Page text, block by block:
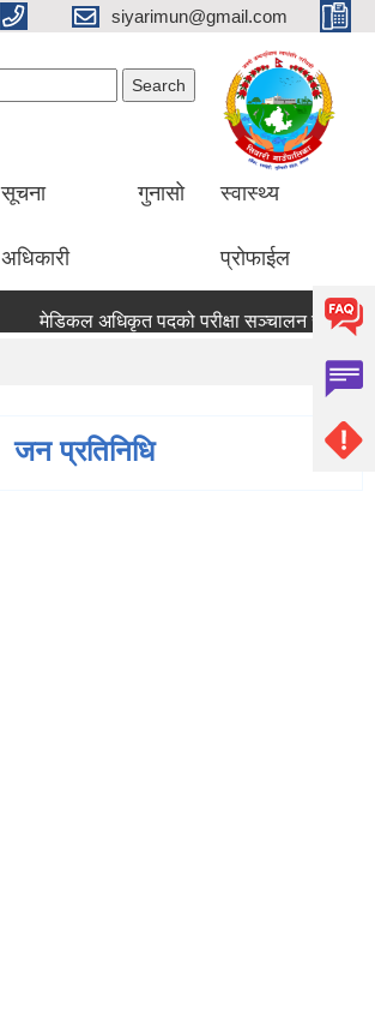
siyarimun@gmail.com
सूचना
अधिकारी
गुनासो स्वास्थ्य
प्रोफाईल
मेडिकल अधिकृत पदको परीक्षा सञ्चालन सम्बन्धी सूचना
जन प्रतिनिधि